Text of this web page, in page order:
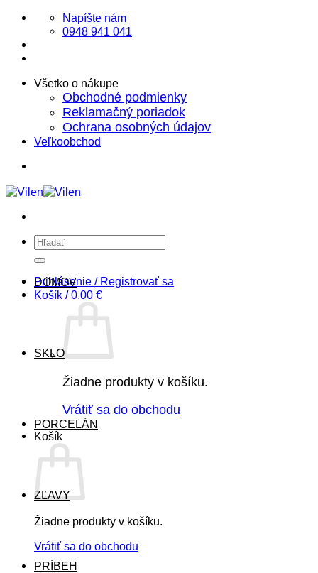
Skip
content
Napíšte nám
0948 941 041
Všetko o nákupe
Obchodné podmienky
Reklamačný poriadok
Ochrana osobných údajov
Veľkoobchod
Hľadať:
Prihlásenie / Registrovať sa
Košík /0,00 €
Žiadne produkty v košíku.
Vrátiť sa do obchodu
Košík
Žiadne produkty v košíku.
Vrátiť sa do obchodu
DOMOV
SKLO
PORCELÁN
ZĽAVY
PRÍBEH